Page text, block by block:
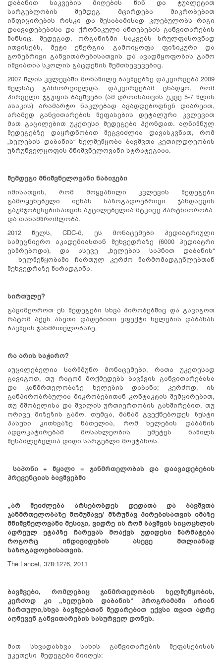
დაბანით საკვების მიღების წინ და ტუალეტით
სარგებლობის შემდეგ მცირდება მიკრობებით
ინფიცირების რისკი და შესაბამისად კლებულობს რიგი
დაავადებებისა და ქრონიკული ანთებების განვითარების
შანსიც. შედეგად, ორგანიზმი საკვებს სრულფასოვნად
ითვისებს, მეტი ენერგია გამოიყოფა ფიზიკური და
გონებრივი განვითარებისათვის და ავადმყოფობის გამო
იშვიათია სკოლის გაცდენის შემთხევევებიც.
2007 წლის კვლევაში მონაწილე ბავშვებზე დაკვირვება 2009
წელსაც განხორციელდა. დაკვირვებამ ცხადყო, რომ
პირველი ჯგუფის ბავშვები (ამ დროისათვის უკვე 5-7 წლის
ასაკის) არამარტო ნაკლებად ავადდებოდნენ დიარეით,
არამედ განვითარების შეფასების დეტალური კვლევით
მათ გაცილებით უკეთესი შედეგები ჰქონდათ. აღნიშნულ
შედეგებზე დაყრდნობით შეგვიძლია დავასკვნათ, რომ
„ხელების დაბანის“ ხელშეწყობა ბავშვთა კეთილდღეობის
უზრუნველყოფის მნიშვნელოვანი სტრატეგიაა.
შემდეგი მნიშვნელოვანი ნაბიჯები
იმისათვის, რომ მოყვანილი კვლევის შედეგები
გამოყენებული იქნას საზოგადოებრივი ჯანდაცვის
გაუმჯობესებისათვის აუცილებელია მტკიცე პარტნიორობა
და თანამშრომლობა.
2012 წელს, CDC-მ, ეს მონაცემები პედიატრიული
სამეცნიერო აკადემიასთან შეხვედრაზე (6000 პედიატრი
ესწრებოდა), და ასევე „ხელების საპნით დაბანის“
ხელშეწყობაში ჩართულ კერძო წარმომადგენლებთან
შეხვედრაზე წარადგინა.
სირთულე?
გავიმეოროთ ეს შედეგები სხვა პირობებშიც და გავიგოთ
რატომ აქვს ასეთი დადებითი ეფექტი ხელების დაბანას
ბავშვის ჯანმრთელობაზე.
რა არის საჭირო?
აუცილებელია სარწმუნო მონაცემები, რათა უკეთესად
გავიგოთ, თუ რატომ მოქმედებს ბავშვის განვითარებასა
და ჯანმრთელობაზე ხელების დაბანა; კერძოდ, ის
განპირობრბულია მიკრობებითან კონტაკტის შემცირებით,
თუ მშობელისა და შვილის ურთიერთობის გახშირებით, თუ
ორივე მიზეზის გამო. თუმცა, მანამ გვექნებოდეს ზუსტი
პასუხი კითხვაზე ნათელია, რომ ხელების დაბანის
ადვოკატირებამ მოსახლეობის უმეტეს ნაწილს
შესაძლებელია დიდი სარგებლი მოუტანოს.
საპონი + წყალი = ჯანმრთელობას და დაავადებების
პრევენციას ბავშვებში
„არ შეიძლება არსებობდეს დედათა და ბავშვთა
ჯანმრთელობაზე მომუშავე/ მზრუნავ პირებისათვის იმაზე
მნიშვნელოვანი მესიჯი, ვიდრე ის რომ ბავშვის სიცოცხლის
ადრეულ ეტაპზე ჩარევას მოაქვს უდიდესი წარმატება
როგორც ინდივიდების ასევე მთლიანად
საზოგადოებისათვის.
The Lancet, 378:1276, 2011
ბავშვები, რომლებიც ჯანმრთელობის ხელშეწყობის,
კერძოდ კი „ხელების დაბანის“ პროგრამაში არიან
ჩართული,სხვა ბავშვებთან შედარებით ექვსი თვით ადრე
აღწევენ განვითარების სასურველ დონეს.
მათ სხვადასხვა სახის განვითარების შეფასებისას
უკეთესი შედეგები მიიღეს: